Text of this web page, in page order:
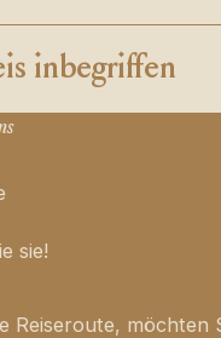
inbegriffen
sie!
Reiseroute, möchten